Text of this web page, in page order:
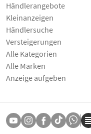
Händlerangebote
Kleinanzeigen
Händlersuche
Versteigerungen
Alle Kategorien
Alle Marken
Anzeige aufgeben